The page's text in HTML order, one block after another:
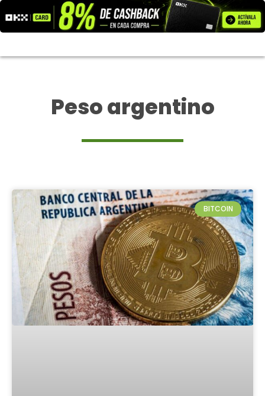
al
contenido
Peso argentino
BITCOIN